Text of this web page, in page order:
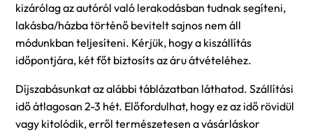
kizárólag az autóról való lerakodásban tudnak segíteni,
lakásba/házba történő bevitelt sajnos nem áll
módunkban teljesíteni. Kérjük, hogy a kiszállítás
időpontjára, két főt biztosíts az áru átvételéhez.
Díjszabásunkat az alábbi táblázatban láthatod. Szállítási
idő átlagosan 2-3 hét. Előfordulhat, hogy ez az idő rövidül
vagy kitolódik, erről természetesen a vásárláskor